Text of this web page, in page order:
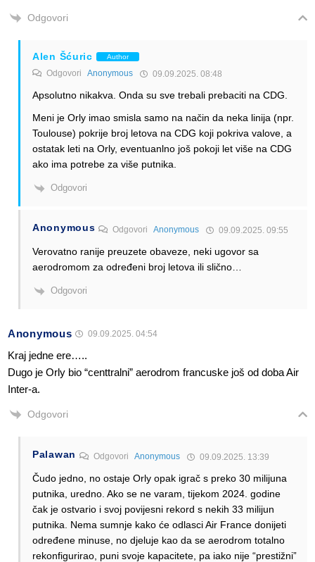
Odgovori
Alen Šćuric Author
Odgovori Anonymous 09.09.2025. 08:48
Apsolutno nikakva. Onda su sve trebali prebaciti na CDG.
Meni je Orly imao smisla samo na način da neka linija (npr.
Toulouse) pokrije broj letova na CDG koji pokriva valove, a
ostatak leti na Orly, eventuanlno još pokoji let više na CDG
ako ima potrebe za više putnika.
Odgovori
Anonymous OdgovoriAnonymous 09.09.2025. 09:55
Verovatno ranije preuzete obaveze, neki ugovor sa
aerodromom za određeni broj letova ili slično…
Odgovori
Anonymous 09.09.2025. 04:54
Kraj jedne ere…..
Dugo je Orly bio “centtralni” aerodrom francuske još od doba Air
Inter-a.
Odgovori
Palawan Odgovori Anonymous 09.09.2025. 13:39
Čudo jedno, no ostaje Orly opak igrač s preko 30 milijuna
putnika, uredno. Ako se ne varam, tijekom 2024. godine
čak je ostvario i svoj povijesni rekord s nekih 33 milijun
putnika. Nema sumnje kako će odlasci Air France donijeti
određene minuse, no djeluje kao da se aerodrom totalno
rekonfigurirao, puni svoje kapacitete, pa iako nije “prestižni”